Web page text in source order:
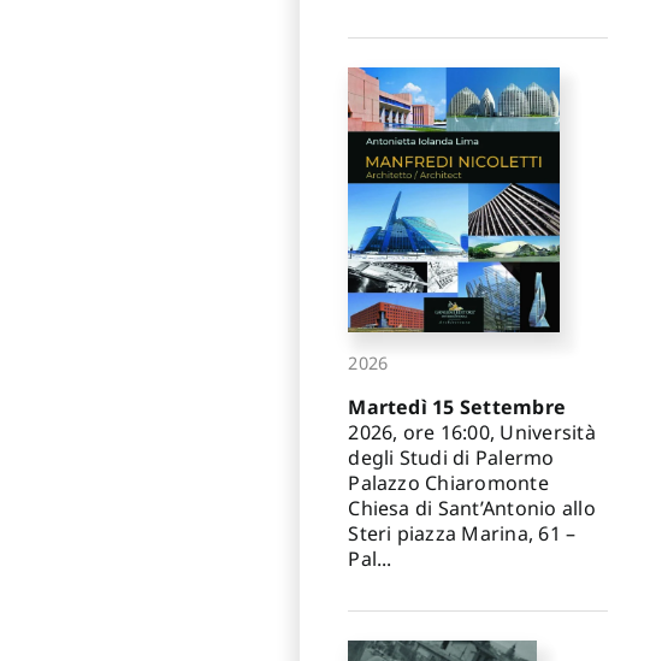
2026
Martedì 15 Settembre
2026, ore 16:00, Università
degli Studi di Palermo
Palazzo Chiaromonte
Chiesa di Sant’Antonio allo
Steri piazza Marina, 61 –
Pal...